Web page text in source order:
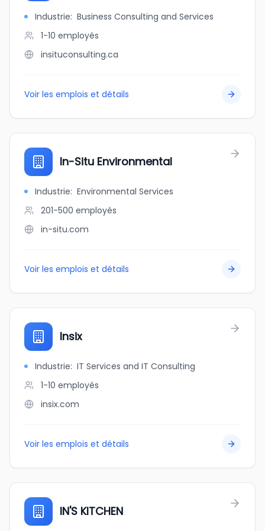
Industrie: Business Consulting and Services
1-10 employés
insituconsulting.ca
Voir les emplois et détails
In-Situ Environmental
Industrie: Environmental Services
201-500 employés
in-situ.com
Voir les emplois et détails
Insix
Industrie: IT Services and IT Consulting
1-10 employés
insix.com
Voir les emplois et détails
IN'S KITCHEN